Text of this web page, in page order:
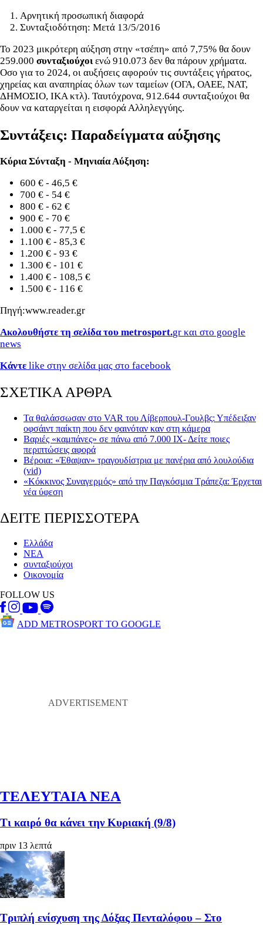
Αρνητική προσωπική διαφορά
Συνταξιοδότηση: Μετά 13/5/2016
Το 2023 μικρότερη αύξηση στην «τσέπη» από 7,75% θα δουν
259.000 συνταξιούχοιενώ 910.073 δεν θα πάρουν χρήματα.
Οσο για το 2024, οι αυξήσεις αφορούν τις συντάξεις γήρατος,
χηρείας και αναπηρίας όλων των ταμείων (ΟΓΑ, ΟΑΕΕ, ΝΑΤ,
ΔΗΜΟΣΙΟ, ΙΚΑ κτλ). Ταυτόχρονα, 912.644 συνταξιούχοι θα
δουν να καταργείται η εισφορά Αλληλεγγύης.
Συντάξεις: Παραδείγματα αύξησης
Κύρια Σύνταξη - Μηνιαία Αύξηση:
600 € - 46,5 €
700 € - 54 €
800 € - 62 €
900 € - 70 €
1.000 € - 77,5 €
1.100 € - 85,3 €
1.200 € - 93 €
1.300 € - 101 €
1.400 € - 108,5 €
1.500 € - 116 €
Πηγή:www.reader.gr
Ακολουθήστε τη σελίδα του metrosport.gr και στο google
news
Κάντε like στην σελίδα μας στο facebook
ΣΧΕΤΙΚΑ ΑΡΘΡΑ
Τα θαλάσσωσαν στο VAR του Λίβερπουλ-Γουλβς: Υπέδειξαν
οφσάιντ παίκτη που δεν φαινόταν καν στη κάμερα
Βαριές «καμπάνες» σε πάνω από 7.000 ΙΧ- Δείτε ποιες
περιπτώσεις αφορά
Βέροια: «Έθαψαν» τραγουδίστρια με πανέρια από λουλούδια
(vid)
«Κόκκινος Συναγερμός» από την Παγκόσμια Τράπεζα: Έρχεται
νέα ύφεση
ΔΕΙΤΕ ΠΕΡΙΣΣΟΤΕΡΑ
Ελλάδα
ΝΕΑ
συνταξιούχοι
Οικονομία
FOLLOW US
ADD METROSPORT TO GOOGLE
ΤΕΛΕΥΤΑΙΑ ΝΕΑ
Τι καιρό θα κάνει την Κυριακή (9/8)
πριν 13 λεπτά
Τριπλή ενίσχυση της Δόξας Πενταλόφου – Στο